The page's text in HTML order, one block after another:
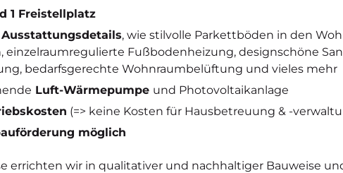
1 Freistellplatz
, wie stilvolle Parkettböden in den
einzelraumregulierte Fußbodenheizung, designschöne
bedarfsgerechte Wohnraumbelüftung und vieles mehr
Luft-Wärmepumpe und Photovoltaikanlage
(=> keine Kosten für Hausbetreuung & -
möglich
errichten wir in qualitativer und nachhaltiger Bauweise